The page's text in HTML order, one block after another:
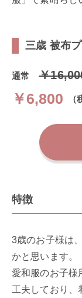
三歳 被布
通常 ￥
￥6,800 （
特徴
3歳のお子様は
かと思います。
愛和服のお子様
工夫しており、